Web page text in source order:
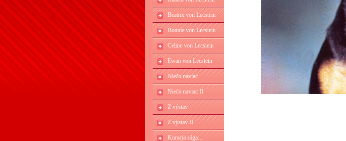
Beatrix von Lecstein
Bonnie von Lecstein
Celine von Lecstein
Ewan von Lecstein
Niečo naviac
Niečo naviac II
Z výstav
Z výstav II
Kuracia sága...